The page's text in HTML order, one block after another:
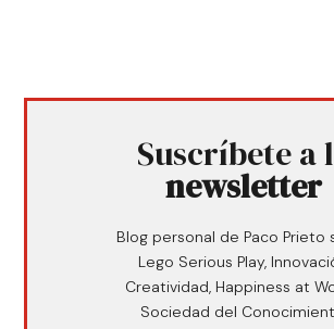
Suscríbete a
newsletter
Blog personal de Paco Prieto
Lego Serious Play,
Creatividad, Happiness at
Sociedad del